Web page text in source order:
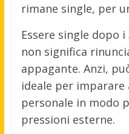
rimane single, per
Essere single dopo
non significa
appagante. Anzi,
ideale per
personale in modo
pressioni esterne.